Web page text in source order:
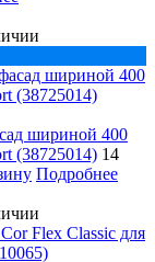
шириной 400
(38725014) 14
Подробнее